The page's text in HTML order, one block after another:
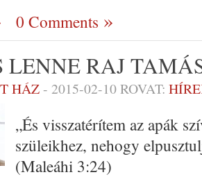
0 Comments
LENNE RAJ
HÁZ- 2015-02-10ROVAT:
„És visszatérítem az apák
szüleikhez, nehogy
(Maleáhi 3:24)